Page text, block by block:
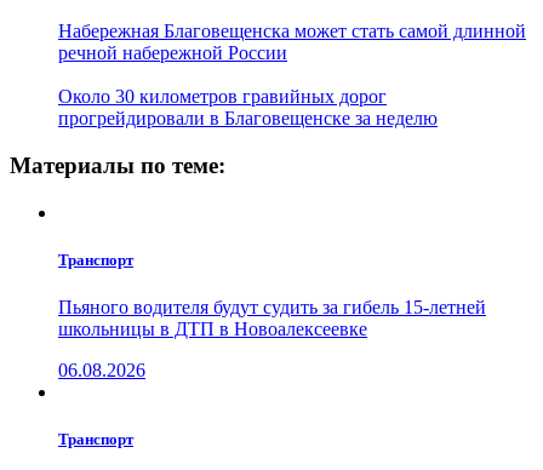
Набережная Благовещенска может стать самой длинной
речной набережной России
Около 30 километров гравийных дорог
прогрейдировали в Благовещенске за неделю
Материалы по теме:
Транспорт
Пьяного водителя будут судить за гибель 15-летней
школьницы в ДТП в Новоалексеевке
06.08.2026
Транспорт